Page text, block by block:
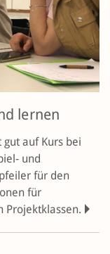
lernen
auf Kurs bei
und
für den
für
Projektklassen.